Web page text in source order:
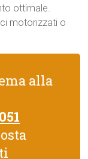
ottimale.
motorizzati o
alla
051